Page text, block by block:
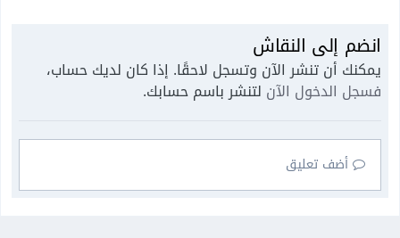
انضم إلى النقاش
يمكنك أن تنشر الآن وتسجل لاحقًا. إذا كان لديك حساب،
فسجل الدخول الآن لتنشر باسم حسابك.
أضف تعليق